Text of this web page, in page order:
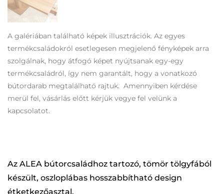
A galériában található képek illusztrációk. Az egyes
termékcsaládokról esetlegesen megjelenő fényképek arra
szolgálnak, hogy átfogó képet nyújtsanak egy-egy
termékcsaládról, így nem garantált, hogy a vonatkozó
bútordarab megtalálható rajtuk. Amennyiben kérdése
merül fel, vásárlás előtt kérjük vegye fel velünk a
kapcsolatot.
Az ALEA bútorcsaládhoz tartozó, tömör tölgyfából
készült, oszloplábas hosszabbítható design
étketkezőasztal.